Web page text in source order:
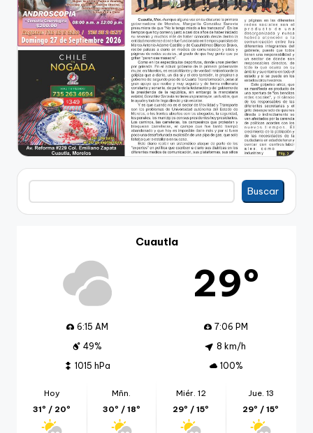
Buscar
Buscar
Cuautla
29º
6:15 AM
7:06 PM
49%
8 km/h
1015 hPa
100%
Hoy
31º / 20º
Mñn.
30º / 18º
Miér. 12
29º / 15º
Jue. 13
29º / 15º